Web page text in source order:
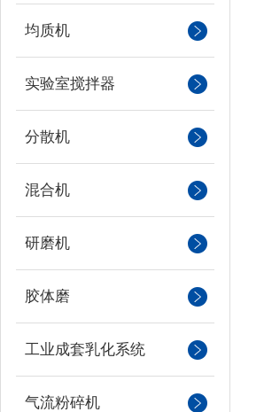
均质机
实验室搅拌器
分散机
混合机
研磨机
胶体磨
工业成套乳化系统
气流粉碎机